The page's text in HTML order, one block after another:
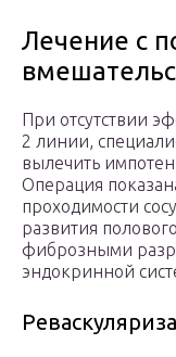
Лечение с
При отсутствии
2 линии,
вылечить
Операция
проходимости
развития
фиброзными
эндокринной